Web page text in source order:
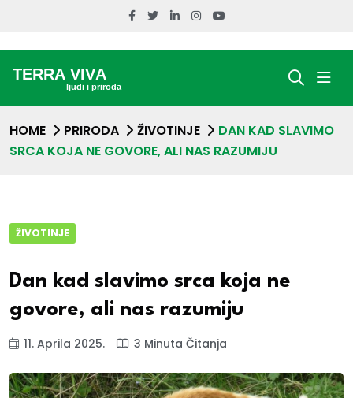
HOME PRIRODA ŽIVOTINJE
DAN KAD SLAVIMO
SRCA KOJA NE GOVORE, ALI NAS RAZUMIJU
ŽIVOTINJE
Dan kad slavimo srca koja ne
govore, ali nas razumiju
11. Aprila 2025. 3 Minuta Čitanja